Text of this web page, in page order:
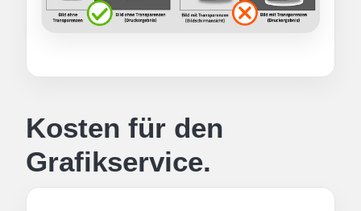
Kosten für den
Grafikservice.